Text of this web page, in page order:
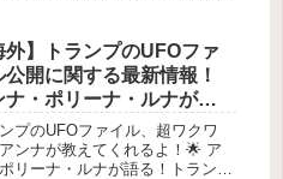
い新しい飛行機は、81分...
外】トランプのUFOファ
公開に関する最新情報！
ナ・ポリーナ・ルナが語
実とは？
プのUFOファイル、超ワクワ
ンナが教えてくれるよ！🌟 ア
リーナ・ルナが語る！トランプ